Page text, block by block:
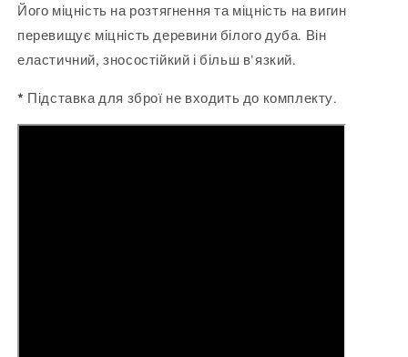
Його міцність на розтягнення та міцність на вигин
перевищує міцність деревини білого дуба. Він
еластичний, зносостійкий і більш в'язкий.
* Підставка для зброї не входить до комплекту.